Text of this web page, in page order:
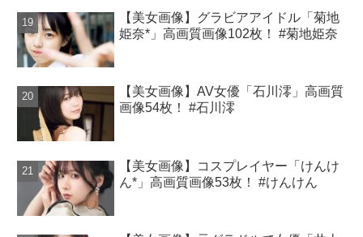
【美女画像】グラビアアイドル「菊地
姫奈*」高画質画像102枚！ #菊地姫奈
【美女画像】AV女優「石川澪」高画質
画像54枚！ #石川澪
【美女画像】コスプレイヤー「けんけ
ん*」高画質画像53枚！ #けんけん